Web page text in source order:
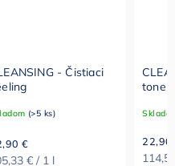
- Čistiaci
(>5 ks)
€
€ / 1 l
toner
22,90